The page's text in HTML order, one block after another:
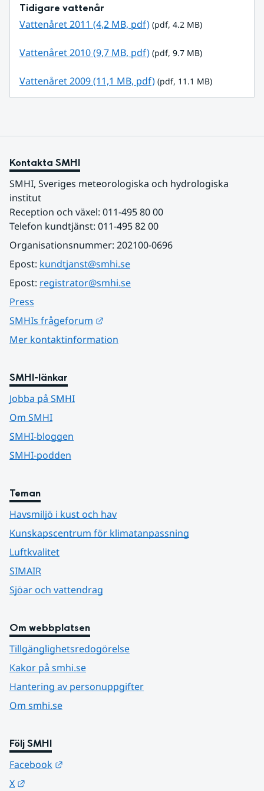
Tidigare vattenår
Vattenåret 2011 (4,2 MB, pdf)pdf, 4.2 MB.
(pdf, 4.2 MB)
Vattenåret 2010 (9,7 MB, pdf)pdf, 9.7 MB.
(pdf, 9.7 MB)
Vattenåret 2009 (11,1 MB, pdf)pdf, 11.1 MB.
(pdf, 11.1 MB)
Kontakta SMHI
SMHI, Sveriges meteorologiska och hydrologiska
institut
Reception och växel: 011-495 80 00
Telefon kundtjänst: 011-495 82 00
Organisationsnummer: 202100-0696
Epost: kundtjanst@smhi.se
Epost: registrator@smhi.se
Press
SMHIs frågeforum
Mer kontaktinformation
SMHI-länkar
Jobba på SMHI
Om SMHI
SMHI-bloggen
SMHI-podden
Teman
Havsmiljö i kust och hav
Kunskapscentrum för klimatanpassning
Luftkvalitet
SIMAIR
Sjöar och vattendrag
Om webbplatsen
Tillgänglighetsredogörelse
Kakor på smhi.se
Hantering av personuppgifter
Om smhi.se
Följ SMHI
Facebook
X